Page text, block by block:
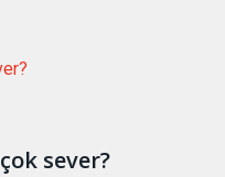
sever?